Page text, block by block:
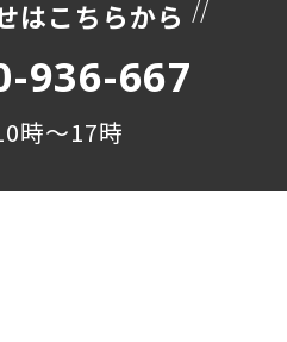
はこちらから
936-667
時〜17時